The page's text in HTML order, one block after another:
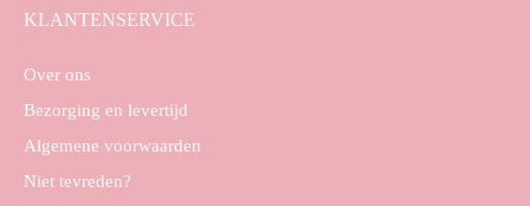
KLANTENSERVICE
Over ons
Bezorging en levertijd
Algemene voorwaarden
Niet tevreden?